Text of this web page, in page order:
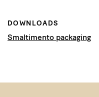
DOWNLOADS
Smaltimento packaging